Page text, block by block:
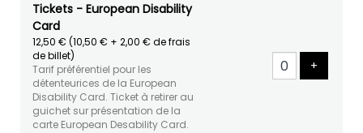
Tickets - European Disability
Card
12,50 € (10,50 € + 2,00 € de frais
de billet)
Tarif préférentiel pour les
détenteurices de la European
Disability Card. Ticket à retirer au
guichet sur présentation de la
carte European Desability Card.
+